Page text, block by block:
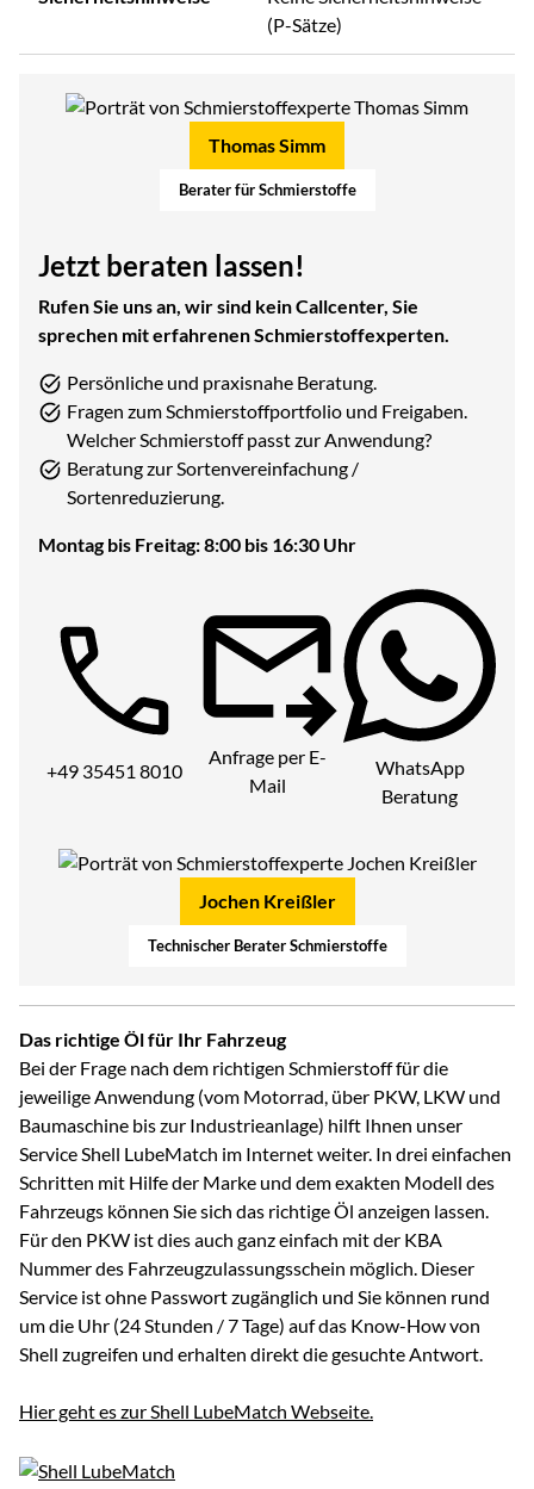
(P-Sätze)
Thomas Simm
Berater für Schmierstoffe
Jetzt beraten lassen!
Rufen Sie uns an, wir sind kein Callcenter, Sie
sprechen mit erfahrenen Schmierstoffexperten.
Persönliche und praxisnahe Beratung.
Fragen zum Schmierstoffportfolio und Freigaben.
Welcher Schmierstoff passt zur Anwendung?
Beratung zur Sortenvereinfachung /
Sortenreduzierung.
Montag bis Freitag: 8:00 bis 16:30 Uhr
Telefon:
+49 35451 8010
Anfrage per E-
Mail
WhatsApp
Beratung
Jochen Kreißler
Technischer Berater Schmierstoffe
Das richtige Öl für Ihr Fahrzeug
Bei der Frage nach dem richtigen Schmierstoff für die
jeweilige Anwendung (vom Motorrad, über PKW, LKW und
Baumaschine bis zur Industrieanlage) hilft Ihnen unser
Service Shell LubeMatch im Internet weiter. In drei einfachen
Schritten mit Hilfe der Marke und dem exakten Modell des
Fahrzeugs können Sie sich das richtige Öl anzeigen lassen.
Für den PKW ist dies auch ganz einfach mit der KBA
Nummer des Fahrzeugzulassungsschein möglich. Dieser
Service ist ohne Passwort zugänglich und Sie können rund
um die Uhr (24 Stunden / 7 Tage) auf das Know-How von
Shell zugreifen und erhalten direkt die gesuchte Antwort.
Hier geht es zur Shell LubeMatch Webseite.